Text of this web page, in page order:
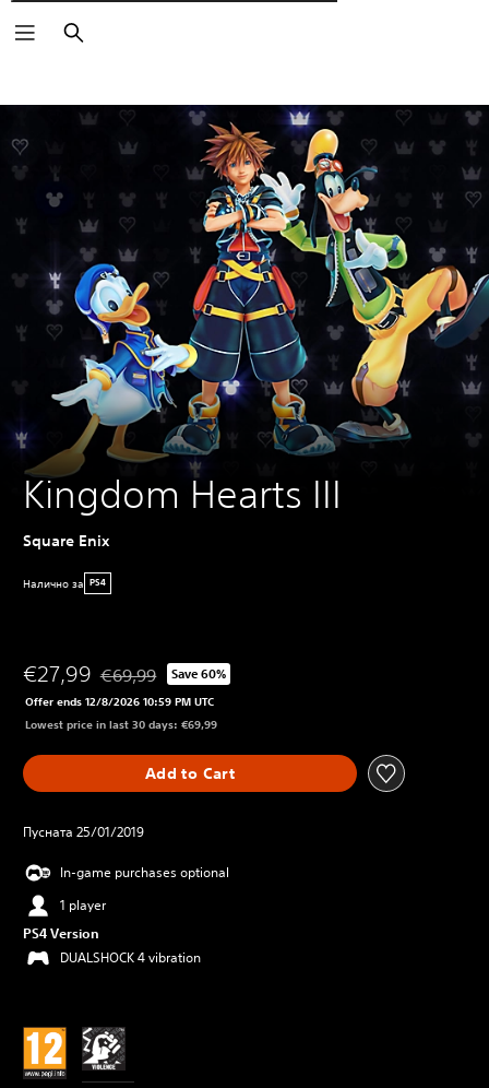
Търсене
Kingdom Hearts III
Square Enix
Налично за PS4
€27,99 Discounted from original price of €69,99
€69,99 Save 60%
Offer ends 12/8/2026 10:59 PM UTC
Lowest price in last 30 days: €69,99
Add to Cart
Пусната 25/01/2019
In-game purchases optional
1 player
PS4 Version
DUALSHOCK 4 vibration